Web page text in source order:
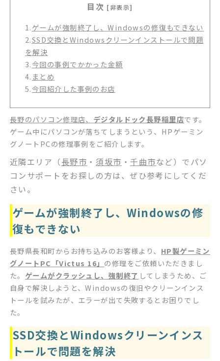
目次 [非表示]
1.ゲームが強制終了し、Windowsの修復もできない
2.SSD交換とWindowsクリーンインストールで問題
を解決
3.今回の事例でかかった金額
4. まとめ
5.今回紹介した事例のお店
長野のパソコン修理店、 デジタルドック長野稲里店です。
ゲーム中にパソコンが落ちてしまうという、HPゲーミン
グノートPCの修理事例をご紹介します。
近隣エリア（長野市 ・ 須坂市 ・千曲市など）でパソ
コンサポートをお探しの方は、ぜひ参考にしてくだ
さい。
ゲームが強制終了し、Windowsの修
復もできない
長野県長和町からお持ち込みのお客様より、 HP製ゲーミン
グノートPC「Victus 16」 の修理をご依頼いただきまし
た。 ゲームがクラッシュし、強制終了 してしまうため、ご
自身で解決しようと、Windowsの復旧やクリーンインス
トールを試みたが、エラーが出て失敗するとお困りでし
た。
SSD交換とWindowsクリーンインス
トールで問題を解決